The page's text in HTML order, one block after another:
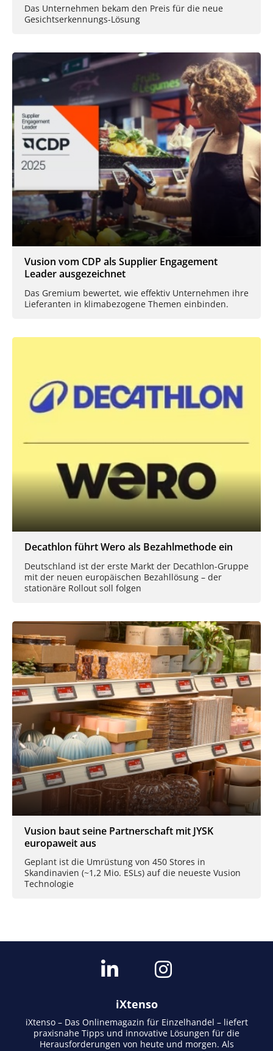
Das Unternehmen bekam den Preis für die neue
Gesichtserkennungs-Lösung
Vusion vom CDP als Supplier Engagement
Leader ausgezeichnet
Das Gremium bewertet, wie effektiv Unternehmen ihre
Lieferanten in klimabezogene Themen einbinden.
Decathlon führt Wero als Bezahlmethode ein
Deutschland ist der erste Markt der Decathlon-Gruppe
mit der neuen europäischen Bezahllösung – der
stationäre Rollout soll folgen
Vusion baut seine Partnerschaft mit JYSK
europaweit aus
Geplant ist die Umrüstung von 450 Stores in
Skandinavien (~1,2 Mio. ESLs) auf die neueste Vusion
Technologie
iXtenso
iXtenso – Das Onlinemagazin für Einzelhandel – liefert
praxisnahe Tipps und innovative Lösungen für die
Herausforderungen von heute und morgen. Als